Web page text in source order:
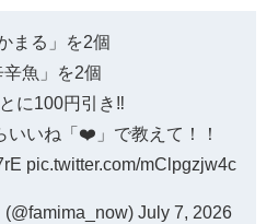
まる」を2個
辛魚」を2個
に100円引き‼️
いいね「❤️」で教えて！！
pic.twitter.com/mClpgzjw4c
July 7, 2026